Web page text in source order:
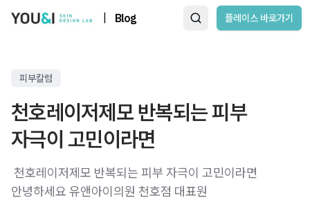
Blog 플레이스 바로가기
피부칼럼
천호레이저제모 반복되는 피부
자극이 고민이라면
​ 천호레이저제모 반복되는 피부 자극이 고민이라면 ​
안녕하세요 유앤아이의원 천호점 대표원